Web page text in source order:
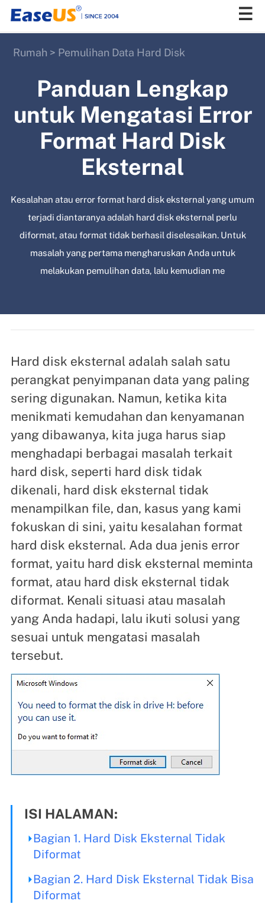
Rumah > Pemulihan Data Hard Disk
Panduan Lengkap
untuk Mengatasi Error
Format Hard Disk
Eksternal
Kesalahan atau error format hard disk eksternal yang umum
terjadi diantaranya adalah hard disk eksternal perlu
diformat, atau format tidak berhasil diselesaikan. Untuk
masalah yang pertama mengharuskan Anda untuk
melakukan pemulihan data, lalu kemudian me
Hard disk eksternal adalah salah satu
perangkat penyimpanan data yang paling
sering digunakan. Namun, ketika kita
menikmati kemudahan dan kenyamanan
yang dibawanya, kita juga harus siap
menghadapi berbagai masalah terkait
hard disk, seperti hard disk tidak
dikenali, hard disk eksternal tidak
menampilkan file, dan, kasus yang kami
fokuskan di sini, yaitu kesalahan format
hard disk eksternal. Ada dua jenis error
format, yaitu hard disk eksternal meminta
format, atau hard disk eksternal tidak
diformat. Kenali situasi atau masalah
yang Anda hadapi, lalu ikuti solusi yang
sesuai untuk mengatasi masalah
tersebut.
ISI HALAMAN:
Bagian 1. Hard Disk Eksternal Tidak
Diformat
Bagian 2. Hard Disk Eksternal Tidak Bisa
Diformat